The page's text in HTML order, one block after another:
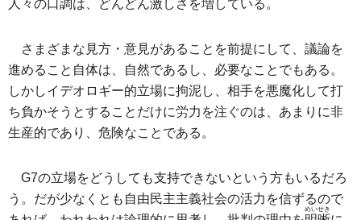
人々の口調は、どんどん激しさを増している。
さまざまな見方・意見があることを前提にして、議論を
進めること自体は、自然であるし、必要なことでもある。
しかしイデオロギー的立場に拘泥し、相手を悪魔化して打
ち負かそうとすることだけに労力を注ぐのは、あまりに非
生産的であり、危険なことである。
G7の立場をどうしても支持できないという方もいるだろ
う。だが少なくとも自由民主主義社会の活力を信ずるので
めいせき